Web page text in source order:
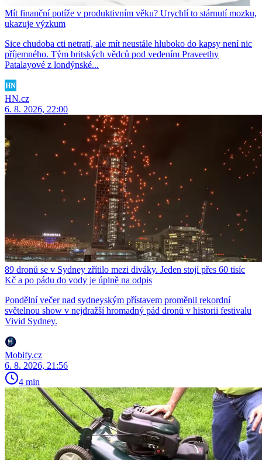
Mít finanční potíže v produktivním věku? Urychlí to stárnutí mozku,
ukazuje výzkum
Sice chudoba cti netratí, ale mít neustále hluboko do kapsy není nic
příjemného. Tým britských vědců pod vedením Praveethy
Patalayové z londýnské...
HN.cz
6. 8. 2026, 22:00
89 dronů se v Sydney zřítilo mezi diváky. Jeden stojí přes 60 tisíc
Kč a po pádu do vody je úplně na odpis
Pondělní večer nad sydneyským přístavem proměnil rekordní
světelnou show v nejdražší hromadný pád dronů v historii festivalu
Vivid Sydney.
Mobify.cz
6. 8. 2026, 21:56
4 min